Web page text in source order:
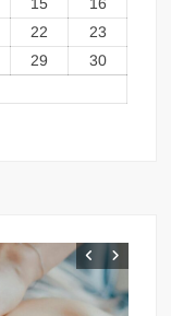
22
23
29
30